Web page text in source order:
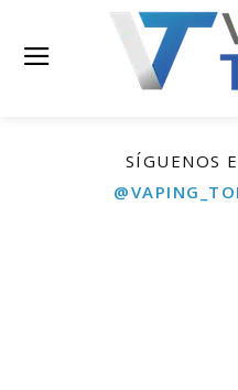
SÍGUENOS